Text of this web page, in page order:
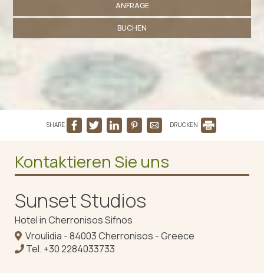
ANFRAGE
BUCHEN
SHARE DRUCKEN
Kontaktieren Sie uns
Sunset Studios
Hotel in Cherronisos Sifnos
Vroulidia - 84003 Cherronisos - Greece
Tel. +30 2284033733